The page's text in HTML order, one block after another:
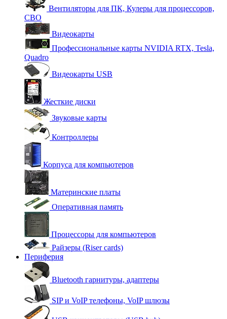
Вентиляторы для ПК, Кулеры для процессоров,
СВО
Видеокарты
Профессиональные карты NVIDIA RTX, Tesla,
Quadro
Видеокарты USB
Жесткие диски
Звуковые карты
Контроллеры
Корпуса для компьютеров
Материнские платы
Оперативная память
Процессоры для компьютеров
Райзеры (Riser cards)
Периферия
Bluetooth гарнитуры, адаптеры
SIP и VoIP телефоны, VoIP шлюзы